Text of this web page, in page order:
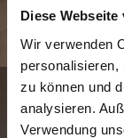
Diese
Wir verwenden
personalisieren,
zu können und
analysieren.
Verwendung
WIR